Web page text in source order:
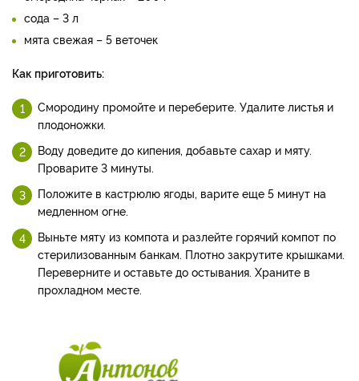
сода – 3 л
мята свежая – 5 веточек
Как приготовить:
Смородину промойте и переберите. Удалите листья и
плодоножки.
Воду доведите до кипения, добавьте сахар и мяту.
Проварите 3 минуты.
Положите в кастрюлю ягоды, варите еще 5 минут на
медленном огне.
Выньте мяту из компота и разлейте горячий компот по
стерилизованным банкам. Плотно закрутите крышками.
Переверните и оставьте до остывания. Храните в
прохладном месте.